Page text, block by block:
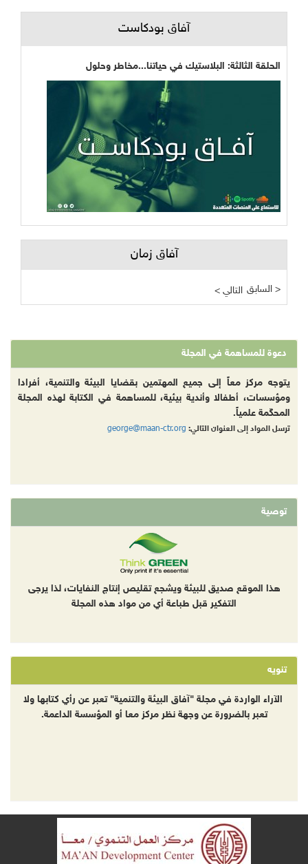
آفاق بودكاست
الحلقة الثالثة: البلاستيك في حياتنا...مخاطر وحلول
آفاق زمان
< التالي السابق >
دعوة للمساهمة في المجلة
يتوجه مركز معاً إلى جميع المهتمين بقضايا البيئة والتنمية، أفرادا
ومؤسسات، أطفالا وأندية بيئية، للمساهمة في الكتابة لهذه المجلة
المحكّمة علمياً.
ترسل المواد إلى العنوان التالي: george@maan-ctr.org
توصية
هذا الموقع صديق للبيئة ويشجع تقليص إنتاج النفايات، لذا يرجى
التفكير قبل طباعة أي من مواد هذه المجلة
تنويه
الآراء الواردة في مجلة "آفاق البيئة والتنمية" تعبر عن رأي كتابها ولا
تعبر بالضرورة عن وجهة نظر مركز معا أو المؤسسة الداعمة.